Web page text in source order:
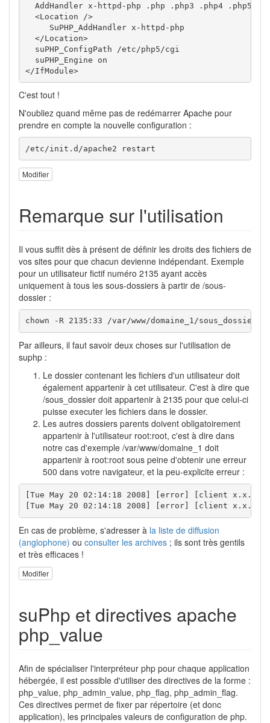
  AddHandler x-httpd-php .php .php3 .php4 .php5
  <Location />
     SuPHP_AddHandler x-httpd-php
  </Location>
  suPHP_ConfigPath /etc/php5/cgi
  suPHP_Engine on
</IfModule>
C'est tout !
N'oubliez quand même pas de redémarrer Apache pour
prendre en compte la nouvelle configuration :
/etc/init.d/apache2 restart
Modifier
Remarque sur l'utilisation
Il vous suffit dès à présent de définir les droits des fichiers de
vos sites pour que chacun devienne indépendant. Exemple
pour un utilisateur fictif numéro 2135 ayant accès
uniquement à tous les sous-dossiers à partir de /sous-
dossier :
chown -R 2135:33 /var/www/domaine_1/sous_dossier/
Par ailleurs, il faut savoir deux choses sur l'utilisation de
suphp :
Le dossier contenant les fichiers d'un utilisateur doit
également appartenir à cet utilisateur. C'est à dire que
/sous_dossier doit appartenir à 2135 pour que celui-ci
puisse executer les fichiers dans le dossier.
Les autres dossiers parents doivent obligatoirement
appartenir à l'utilisateur root:root, c'est à dire dans
notre cas d'exemple /var/www/domaine_1 doit
appartenir à root:root sous peine d'obtenir une erreur
500 dans votre navigateur, et la peu-explicite erreur :
[Tue May 20 02:14:18 2008] [error] [client
[Tue May 20 02:14:18 2008] [error] [client
En cas de problème, s'adresser à la liste de diffusion
(anglophone) ou consulter les archives ; ils sont très gentils
et très efficaces !
Modifier
suPhp et directives apache
php_value
Afin de spécialiser l'interpréteur php pour chaque application
hébergée, il est possible d'utiliser des directives de la forme :
php_value, php_admin_value, php_flag, php_admin_flag.
Ces directives permet de fixer par répertoire (et donc
application), les principales valeurs de configuration de php.